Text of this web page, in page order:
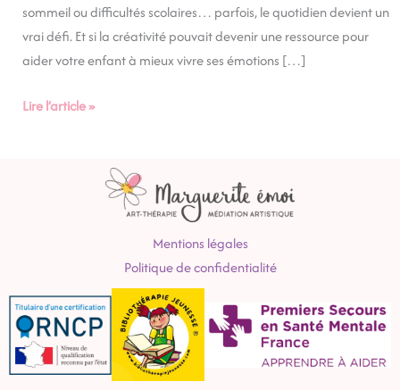
sommeil ou difficultés scolaires… parfois, le quotidien devient un
vrai défi. Et si la créativité pouvait devenir une ressource pour
aider votre enfant à mieux vivre ses émotions […]
Lire l’article »
Mentions légales
Politique de confidentialité